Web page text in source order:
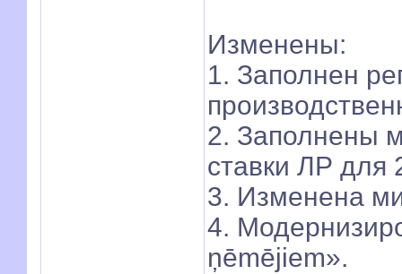
Изменены:
1. Заполнен
2. Заполнены
ставки ЛР для
3. Изменена
4.
ņēmējiem».